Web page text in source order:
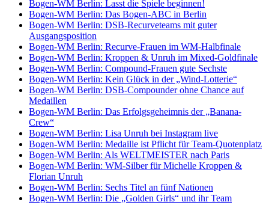
Bogen-WM Berlin: Lasst die Spiele beginnen!
Bogen-WM Berlin: Das Bogen-ABC in Berlin
Bogen-WM Berlin: DSB-Recurveteams mit guter
Ausgangsposition
Bogen-WM Berlin: Recurve-Frauen im WM-Halbfinale
Bogen-WM Berlin: Kroppen & Unruh im Mixed-Goldfinale
Bogen-WM Berlin: Compound-Frauen gute Sechste
Bogen-WM Berlin: Kein Glück in der „Wind-Lotterie“
Bogen-WM Berlin: DSB-Compounder ohne Chance auf
Medaillen
Bogen-WM Berlin: Das Erfolgsgeheimnis der „Banana-
Crew“
Bogen-WM Berlin: Lisa Unruh bei Instagram live
Bogen-WM Berlin: Medaille ist Pflicht für Team-Quotenplatz
Bogen-WM Berlin: Als WELTMEISTER nach Paris
Bogen-WM Berlin: WM-Silber für Michelle Kroppen &
Florian Unruh
Bogen-WM Berlin: Sechs Titel an fünf Nationen
Bogen-WM Berlin: Die „Golden Girls“ und ihr Team